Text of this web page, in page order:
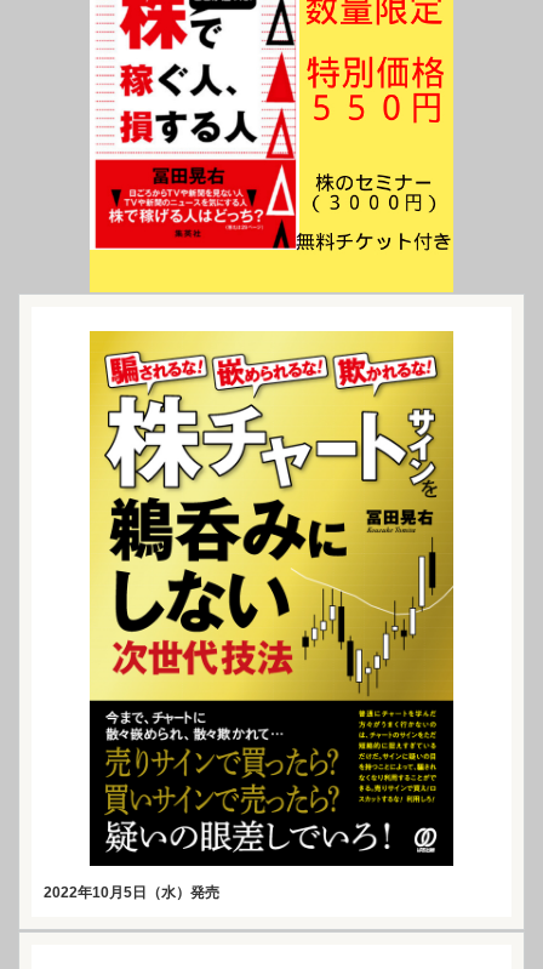
2022年10月5日（水）発売